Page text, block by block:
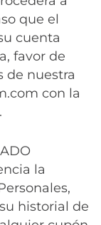
que el
cuenta
favor de
de nuestra
con la
la
historial de